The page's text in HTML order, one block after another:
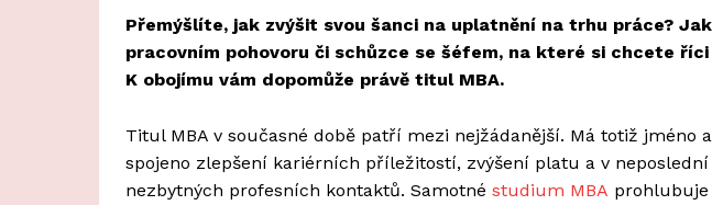
Přemýšlíte, jak zvýšit svou šanci na uplatnění na trhu práce?
pracovním pohovoru či schůzce se šéfem, na které si chcete
K obojímu vám dopomůže právě titul MBA.
Titul MBA v současné době patří mezi nejžádanější. Má totiž jméno
spojeno zlepšení kariérních příležitostí, zvýšení platu a v
nezbytných profesních kontaktů. Samotné studium MBA prohlubuje